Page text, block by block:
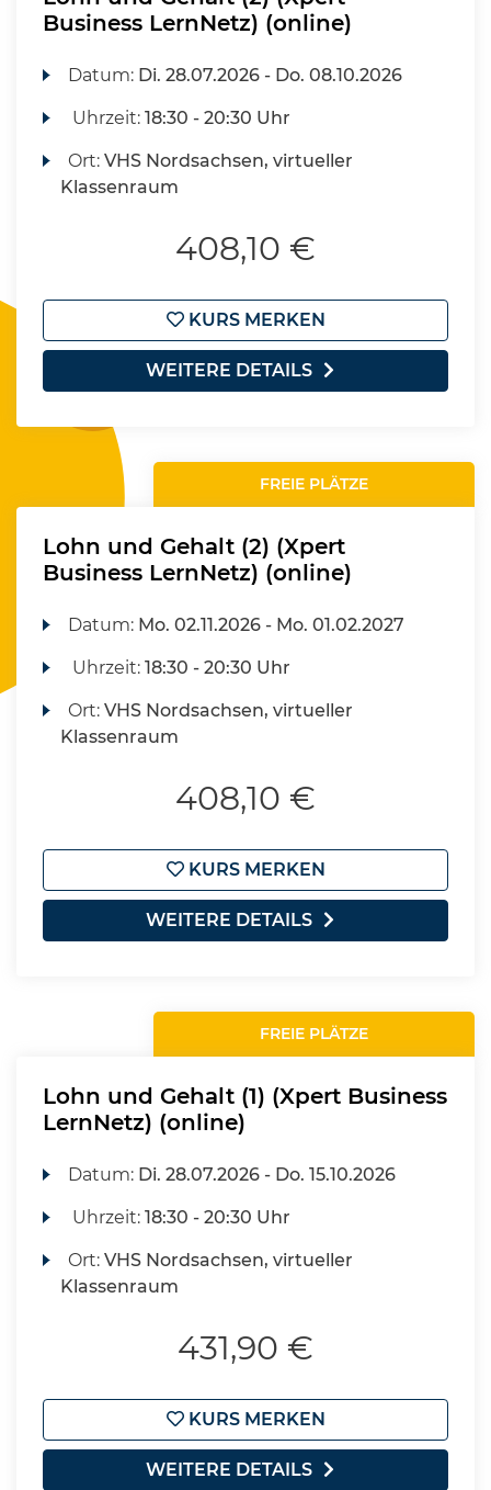
Business LernNetz) (online)
Datum: Di. 28.07.2026 - Do. 08.10.2026
Uhrzeit:18:30 - 20:30 Uhr
Ort:VHS Nordsachsen, virtueller
Klassenraum
408,10 €
KURS MERKEN
WEITERE DETAILS
FREIE PLÄTZE
Lohn und Gehalt (2) (Xpert
Business LernNetz) (online)
Datum: Mo. 02.11.2026 - Mo. 01.02.2027
Uhrzeit:18:30 - 20:30 Uhr
Ort:VHS Nordsachsen, virtueller
Klassenraum
408,10 €
KURS MERKEN
WEITERE DETAILS
FREIE PLÄTZE
Lohn und Gehalt (1) (Xpert Business
LernNetz) (online)
Datum: Di. 28.07.2026 - Do. 15.10.2026
Uhrzeit:18:30 - 20:30 Uhr
Ort:VHS Nordsachsen, virtueller
Klassenraum
431,90 €
KURS MERKEN
WEITERE DETAILS